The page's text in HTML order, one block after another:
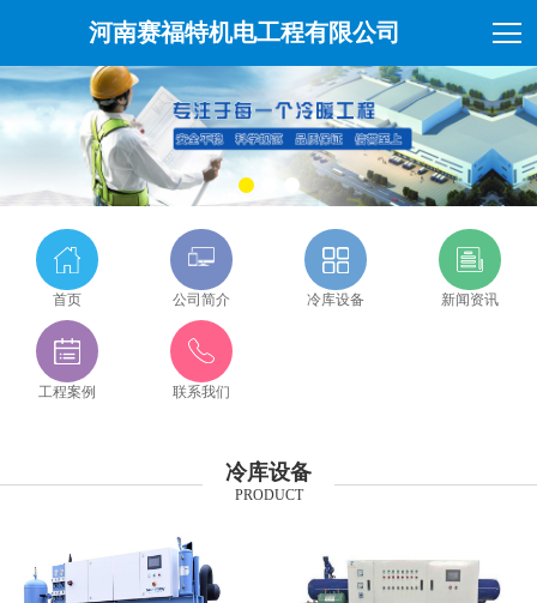
河南赛福特机电工程有限公司
首页 公司简介 冷库设备 新闻资讯
工程案例 联系我们
冷库设备
PRODUCT